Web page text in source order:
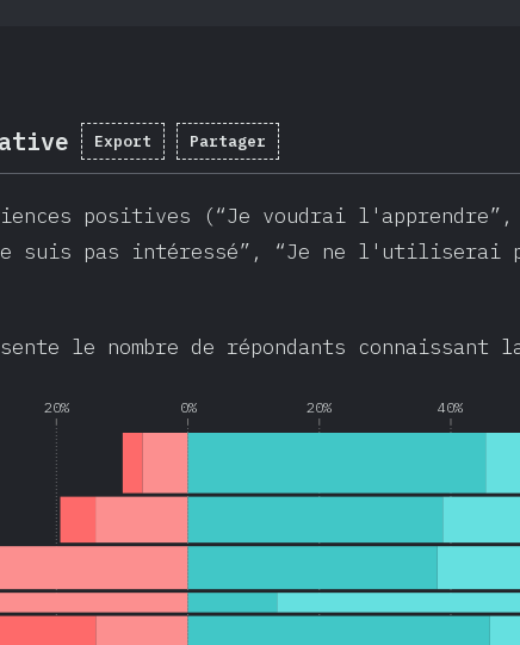
Export Partager
positives (“Je voudrai
suis pas intéressé”, “Je ne l'utiliserai
le nombre de répondants connaissant
20% 0% 20% 40%